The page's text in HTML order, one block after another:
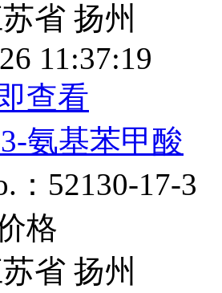
省 扬州
11:37:19
查看
氨基苯甲酸
：52130-17-3
格
省 扬州